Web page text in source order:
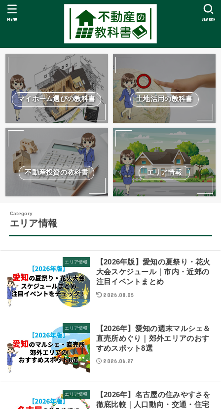
SEARCH
MENU
マイホーム選びの教科書 土地活用の教科書
不動産投資の教科書 エリア情報
エリア情報
エリア情報
【2026年版】愛知の夏祭り・花火
大会スケジュール｜市内・近郊の
注目イベントまとめ
2026.08.05
エリア情報
【2026年】愛知の週末マルシェ＆
直売所めぐり｜郊外エリアのおす
すめスポット8選
2026.06.27
エリア情報
【2026年】名古屋の住みやすさを
徹底比較｜人口動向・交通・住宅